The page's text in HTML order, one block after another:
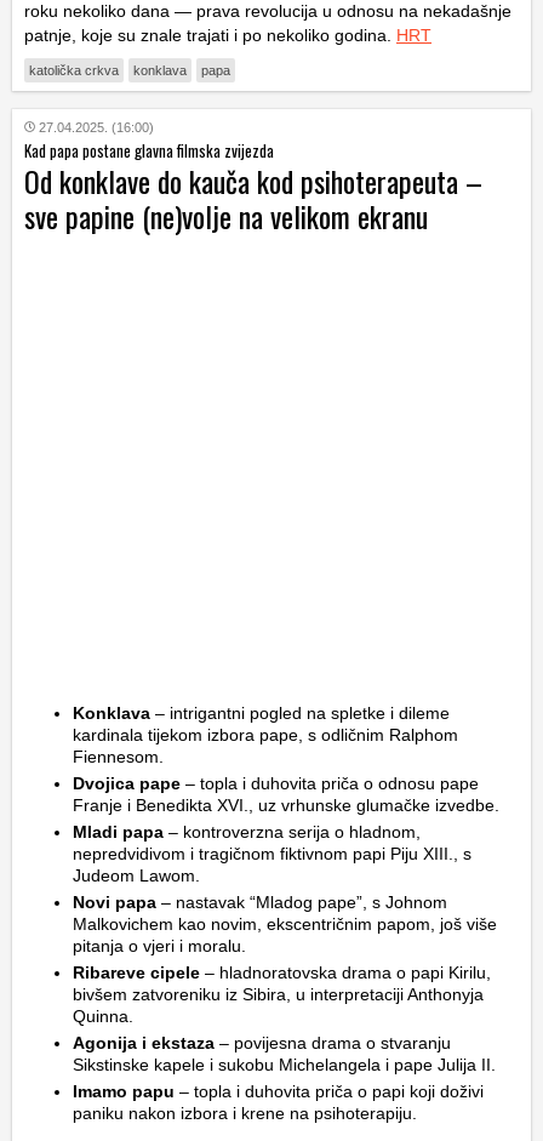
roku nekoliko dana — prava revolucija u odnosu na nekadašnje
patnje, koje su znale trajati i po nekoliko godina. HRT
katolička crkva konklava papa
27.04.2025. (16:00)
Kad papa postane glavna filmska zvijezda
Od konklave do kauča kod psihoterapeuta –
sve papine (ne)volje na velikom ekranu
Konklava – intrigantni pogled na spletke i dileme
kardinala tijekom izbora pape, s odličnim Ralphom
Fiennesom.
Dvojica pape – topla i duhovita priča o odnosu pape
Franje i Benedikta XVI., uz vrhunske glumačke izvedbe.
Mladi papa – kontroverzna serija o hladnom,
nepredvidivom i tragičnom fiktivnom papi Piju XIII., s
Judeom Lawom.
Novi papa – nastavak “Mladog pape”, s Johnom
Malkovichem kao novim, ekscentričnim papom, još više
pitanja o vjeri i moralu.
Ribareve cipele – hladnoratovska drama o papi Kirilu,
bivšem zatvoreniku iz Sibira, u interpretaciji Anthonyja
Quinna.
Agonija i ekstaza – povijesna drama o stvaranju
Sikstinske kapele i sukobu Michelangela i pape Julija II.
Imamo papu – topla i duhovita priča o papi koji doživi
paniku nakon izbora i krene na psihoterapiju.